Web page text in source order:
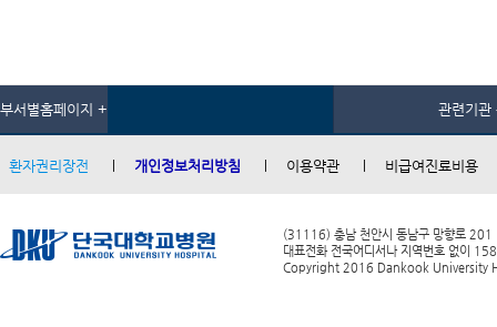
부서별홈페이지 + 관련기관
환자권리장전 개인정보처리방침 이용약관 비급여진료비용
(31116) 충남 천안시 동남구 망향로 201
대표전화 전국어디서나 지역번호 없이
Copyright 2016 Dankook University